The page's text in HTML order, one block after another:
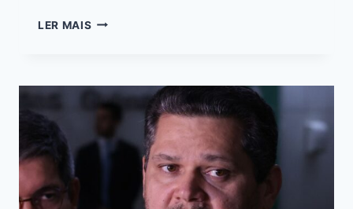
LER MAIS